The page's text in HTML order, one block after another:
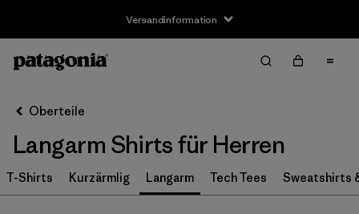
Versandinformation
Filter by
Größe
(10)
S (17)
Oberteile
Langarm Shirts für Herren
T-Shirts Kurzärmlig Langarm Tech Tees Sweatshirts